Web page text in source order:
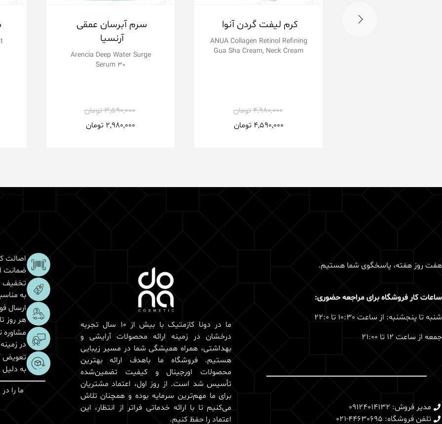
کرم لیفت گردن آنوا
ANUA Collagen Retinol Refining
Gua Sha Cream, Neck Cream
4,980,000تومان
4,590,000 تومان
سرم آبرسان عمقی
آرنسیا
Arencia Deep Water Surge
Serum 30
3,590,000تومان
2,980,000 تومان
هفت روز هفته، پاسخگوی شما هستیم.
ساعات کار فروشگاه برای مراجعه حضوری:
شنبه تا پنجشنبه: از ساعت 10:30 تا 22:0
جمعه از ساعت 12 تا 21:00
مدیر فروش: 09124014132
تلفن فروشگاه: 44630695-021
ما در دونا کازمتیک با بیش از 10 سال تجربه
درخشان در زمینه ارائه محصولات آرایشی و
بهداشتی، همراه همیشگی شما در مسیر زیبایی
هستیم. فروشگاه ما باهدف ارائه بهترین
محصولات اورجینال و کیفیت تضمین‌شده
تأسیس شد است. از روز اول، اعتماد مشتریان
برای ما مهم‌ترین سرمایه بوده و همچنان تلاش
می‌کنیم تا با ارائه خدماتی فراتر از انتظار، این
اعتماد را حفظ کنیم.
اصالت
ضمانت
تخفیف
به
ارسال
هر روز تا 3 ساعت
در
تعویض
به
ما را